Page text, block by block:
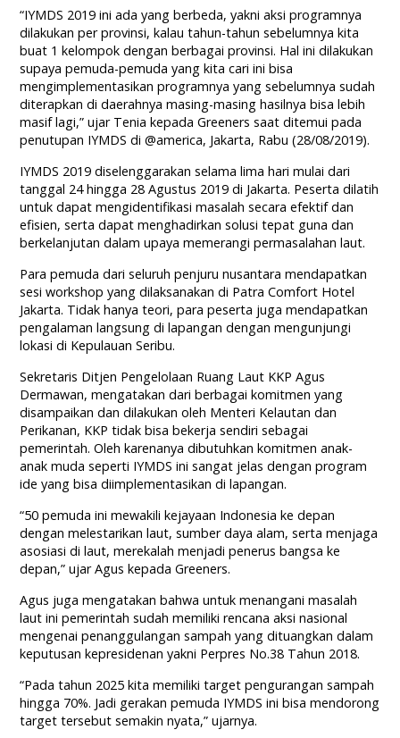
“IYMDS 2019 ini ada yang berbeda, yakni aksi programnya
dilakukan per provinsi, kalau tahun-tahun sebelumnya kita
buat 1 kelompok dengan berbagai provinsi. Hal ini dilakukan
supaya pemuda-pemuda yang kita cari ini bisa
mengimplementasikan programnya yang sebelumnya sudah
diterapkan di daerahnya masing-masing hasilnya bisa lebih
masif lagi,” ujar Tenia kepada Greeners saat ditemui pada
penutupan IYMDS di @america, Jakarta, Rabu (28/08/2019).
IYMDS 2019 diselenggarakan selama lima hari mulai dari
tanggal 24 hingga 28 Agustus 2019 di Jakarta. Peserta dilatih
untuk dapat mengidentifikasi masalah secara efektif dan
efisien, serta dapat menghadirkan solusi tepat guna dan
berkelanjutan dalam upaya memerangi permasalahan laut.
Para pemuda dari seluruh penjuru nusantara mendapatkan
sesi workshop yang dilaksanakan di Patra Comfort Hotel
Jakarta. Tidak hanya teori, para peserta juga mendapatkan
pengalaman langsung di lapangan dengan mengunjungi
lokasi di Kepulauan Seribu.
Sekretaris Ditjen Pengelolaan Ruang Laut KKP Agus
Dermawan, mengatakan dari berbagai komitmen yang
disampaikan dan dilakukan oleh Menteri Kelautan dan
Perikanan, KKP tidak bisa bekerja sendiri sebagai
pemerintah. Oleh karenanya dibutuhkan komitmen anak-
anak muda seperti IYMDS ini sangat jelas dengan program
ide yang bisa diimplementasikan di lapangan.
“50 pemuda ini mewakili kejayaan Indonesia ke depan
dengan melestarikan laut, sumber daya alam, serta menjaga
asosiasi di laut, merekalah menjadi penerus bangsa ke
depan,” ujar Agus kepada Greeners.
Agus juga mengatakan bahwa untuk menangani masalah
laut ini pemerintah sudah memiliki rencana aksi nasional
mengenai penanggulangan sampah yang dituangkan dalam
keputusan kepresidenan yakni Perpres No.38 Tahun 2018.
“Pada tahun 2025 kita memiliki target pengurangan sampah
hingga 70%. Jadi gerakan pemuda IYMDS ini bisa mendorong
target tersebut semakin nyata,” ujarnya.